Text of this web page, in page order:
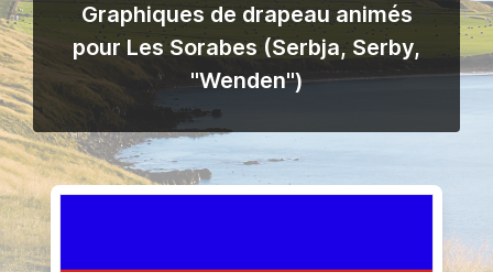
Graphiques de drapeau animés
pour Les Sorabes (Serbja, Serby,
"Wenden")